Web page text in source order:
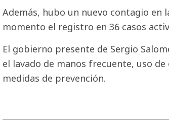
Además, hubo un nuevo contagio en
momento el registro en 36 casos
El gobierno presente de Sergio
el lavado de manos frecuente, uso
medidas de prevención.